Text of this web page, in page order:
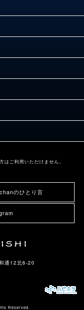
ご利用いただけません。
のひとり言
通12北6-20
Reserved.